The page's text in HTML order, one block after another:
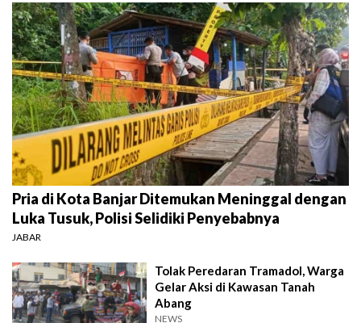
Pria di Kota Banjar Ditemukan Meninggal dengan
Luka Tusuk, Polisi Selidiki Penyebabnya
JABAR
Tolak Peredaran Tramadol, Warga
Gelar Aksi di Kawasan Tanah
Abang
NEWS